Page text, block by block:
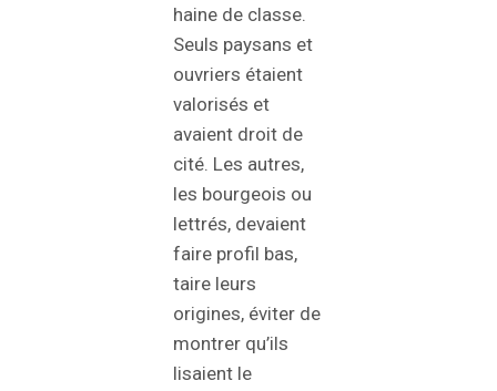
haine de classe.
Seuls paysans et
ouvriers étaient
valorisés et
avaient droit de
cité. Les autres,
les bourgeois ou
lettrés, devaient
faire profil bas,
taire leurs
origines, éviter de
montrer qu’ils
lisaient le